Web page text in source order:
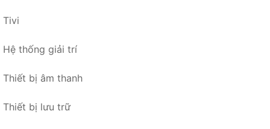
Tivi
Hệ thống giải trí
Thiết bị âm thanh
Thiết bị lưu trữ